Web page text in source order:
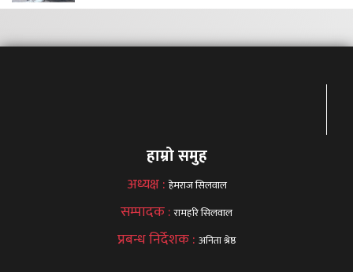
हाम्रो समुह
अध्यक्ष : हेमराज सिलवाल
सम्पादक :रामहरि सिलवाल
प्रबन्ध निर्देशक : अनिता श्रेष्ठ